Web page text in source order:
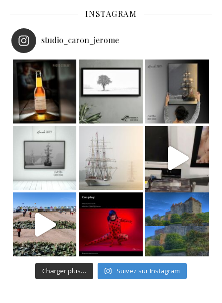
INSTAGRAM
studio_caron_jerome
Charger plus… Suivez sur Instagram